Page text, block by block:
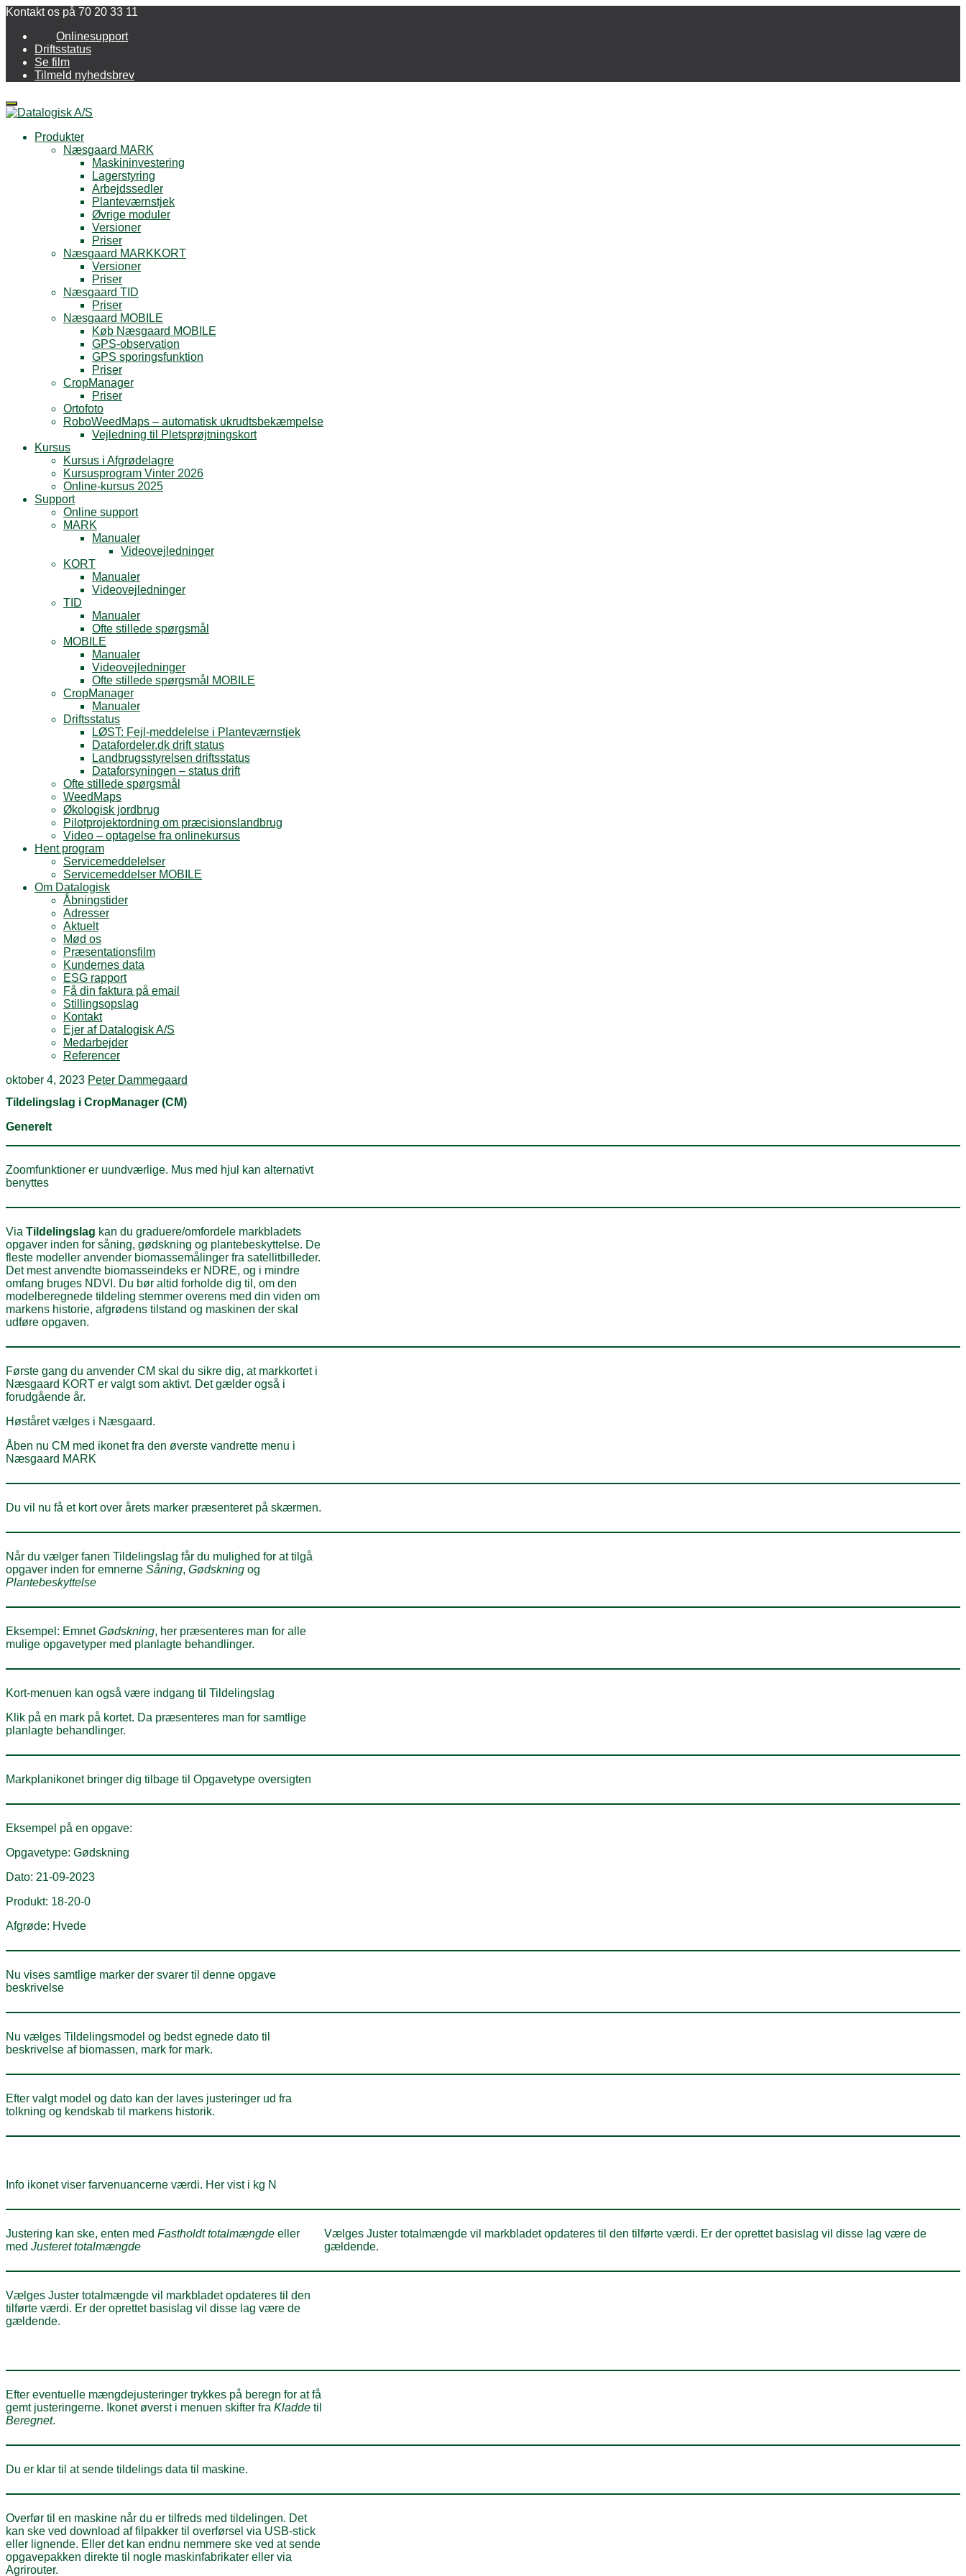
Kontakt os på 70 20 33 11
Onlinesupport
Driftsstatus
Se film
Tilmeld nyhedsbrev
Menu
Produkter
Næsgaard MARK
Maskininvestering
Lagerstyring
Arbejdssedler
Planteværnstjek
Øvrige moduler
Versioner
Priser
Næsgaard MARKKORT
Versioner
Priser
Næsgaard TID
Priser
Næsgaard MOBILE
Køb Næsgaard MOBILE
GPS-observation
GPS sporingsfunktion
Priser
CropManager
Priser
Ortofoto
RoboWeedMaps – automatisk ukrudtsbekæmpelse
Vejledning til Pletsprøjtningskort
Kursus
Kursus i Afgrødelagre
Kursusprogram Vinter 2026
Online-kursus 2025
Support
Online support
MARK
Manualer
Videovejledninger
KORT
Manualer
Videovejledninger
TID
Manualer
Ofte stillede spørgsmål
MOBILE
Manualer
Videovejledninger
Ofte stillede spørgsmål MOBILE
CropManager
Manualer
Driftsstatus
LØST: Fejl-meddelelse i Planteværnstjek
Datafordeler.dk drift status
Landbrugsstyrelsen driftsstatus
Dataforsyningen – status drift
Ofte stillede spørgsmål
WeedMaps
Økologisk jordbrug
Pilotprojektordning om præcisionslandbrug
Video – optagelse fra onlinekursus
Hent program
Servicemeddelelser
Servicemeddelser MOBILE
Om Datalogisk
Åbningstider
Adresser
Aktuelt
Mød os
Præsentationsfilm
Kundernes data
ESG rapport
Få din faktura på email
Stillingsopslag
Kontakt
Ejer af Datalogisk A/S
Medarbejder
Referencer
oktober 4, 2023 Peter Dammegaard
Tildelingslag i CropManager (CM)
Generelt
Zoomfunktioner er uundværlige. Mus med hjul kan alternativt
benyttes
Via Tildelingslag kan du graduere/omfordele markbladets
opgaver inden for såning, gødskning og plantebeskyttelse. De
fleste modeller anvender biomassemålinger fra satellitbilleder.
Det mest anvendte biomasseindeks er NDRE, og i mindre
omfang bruges NDVI. Du bør altid forholde dig til, om den
modelberegnede tildeling stemmer overens med din viden om
markens historie, afgrødens tilstand og maskinen der skal
udføre opgaven.
Første gang du anvender CM skal du sikre dig, at markkortet i
Næsgaard KORT er valgt som aktivt. Det gælder også i
forudgående år.
Høståret vælges i Næsgaard.
Åben nu CM med ikonet fra den øverste vandrette menu i
Næsgaard MARK
Du vil nu få et kort over årets marker præsenteret på skærmen.
Når du vælger fanen Tildelingslag får du mulighed for at tilgå
opgaver inden for emnerne Såning, Gødskning og
Plantebeskyttelse
Eksempel: EmnetGødskning, her præsenteres man for alle
mulige opgavetyper med planlagte behandlinger.
Kort-menuen kan også være indgang til Tildelingslag
Klik på en mark på kortet. Da præsenteres man for samtlige
planlagte behandlinger.
Markplanikonet bringer dig tilbage til Opgavetype oversigten
Eksempel på en opgave:
Opgavetype: Gødskning
Dato: 21-09-2023
Produkt: 18-20-0
Afgrøde: Hvede
Nu vises samtlige marker der svarer til denne opgave
beskrivelse
Nu vælges Tildelingsmodel og bedst egnede dato til
beskrivelse af biomassen, mark for mark.
Efter valgt model og dato kan der laves justeringer ud fra
tolkning og kendskab til markens historik.
Info ikonet viser farvenuancerne værdi. Her vist i kg N
Justering kan ske, enten med Fastholdt totalmængde eller
med Justeret totalmængde
Vælges Juster totalmængde vil markbladet opdateres til den tilførte værdi. Er der oprettet basislag vil disse lag være de
gældende.
Vælges Juster totalmængde vil markbladet opdateres til den
tilførte værdi. Er der oprettet basislag vil disse lag være de
gældende.
Efter eventuelle mængdejusteringer trykkes på beregn for at få
gemt justeringerne. Ikonet øverst i menuen skifter fra Kladde til
Beregnet.
Du er klar til at sende tildelings data til maskine.
Overfør til en maskine når du er tilfreds med tildelingen. Det
kan ske ved download af filpakker til overførsel via USB-stick
eller lignende. Eller det kan endnu nemmere ske ved at sende
opgavepakken direkte til nogle maskinfabrikater eller via
Agrirouter.